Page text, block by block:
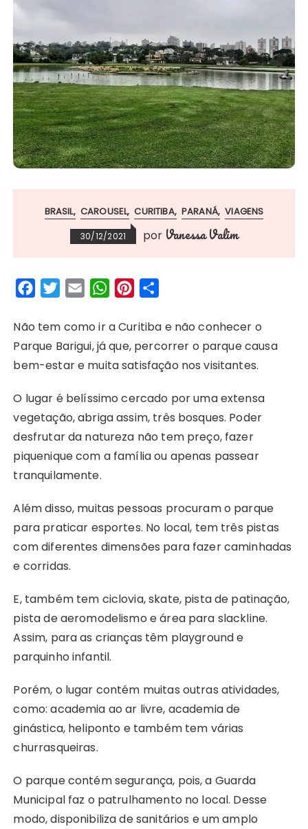
BRASIL CAROUSEL CURITIBA PARANÁ VIAGENS
30/12/2021 por Vanessa Valim
c
e
b
o
k
i
t
t
r
a
i
W
a
t
s
p
p
n
t
e
e
s
t
a
r
e
Não tem como ir a Curitiba e não conhecer o
Parque Barigui, já que, percorrer o parque causa
bem-estar e muita satisfação nos visitantes.
O lugar é belíssimo cercado por uma extensa
vegetação, abriga assim, três bosques. Poder
desfrutar da natureza não tem preço, fazer
piquenique com a família ou apenas passear
tranquilamente.
Além disso, muitas pessoas procuram o parque
para praticar esportes. No local, tem três pistas
com diferentes dimensões para fazer caminhadas
e corridas.
E, também tem ciclovia, skate, pista de patinação,
pista de aeromodelismo e área para slackline.
Assim, para as crianças têm playground e
parquinho infantil.
Porém, o lugar contém muitas outras atividades,
como: academia ao ar livre, academia de
ginástica, heliponto e também tem várias
churrasqueiras.
O parque contém segurança, pois, a Guarda
Municipal faz o patrulhamento no local. Desse
modo, disponibiliza de sanitários e um amplo